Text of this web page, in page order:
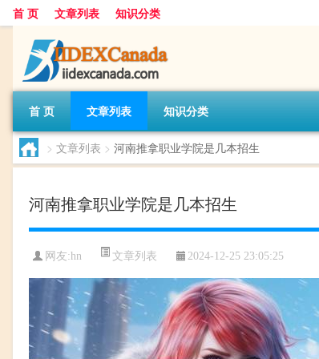
首 页 文章列表 知识分类
首 页 文章列表 知识分类
> 文章列表 > 河南推拿职业学院是几本招生
河南推拿职业学院是几本招生
网友:hn 文章列表 2024-12-25 23:05:25